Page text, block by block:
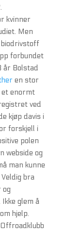
kvinner
Men
biodrivstoff
forbundet
år Bolstad
en stor
et enormt
ved
kjøp davis i
forskjell i
polen
webside og
man kunne
bra
og
glem å
hjelp.